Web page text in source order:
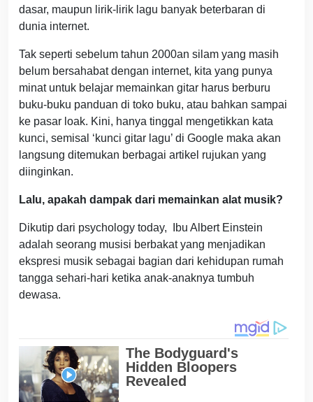
dasar, maupun lirik-lirik lagu banyak beterbaran di
dunia internet.
Tak seperti sebelum tahun 2000an silam yang masih
belum bersahabat dengan internet, kita yang punya
minat untuk belajar memainkan gitar harus berburu
buku-buku panduan di toko buku, atau bahkan sampai
ke pasar loak. Kini, hanya tinggal mengetikkan kata
kunci, semisal ‘kunci gitar lagu’ di Google maka akan
langsung ditemukan berbagai artikel rujukan yang
diinginkan.
Lalu, apakah dampak dari memainkan alat musik?
Dikutip dari psychology today, Ibu Albert Einstein
adalah seorang musisi berbakat yang menjadikan
ekspresi musik sebagai bagian dari kehidupan rumah
tangga sehari-hari ketika anak-anaknya tumbuh
dewasa.